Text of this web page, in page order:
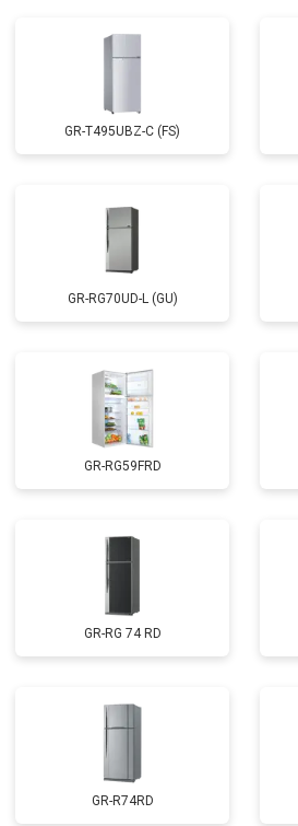
GR-T495UBZ-C (FS)
GR-RG70UD-L (GU)
GR-RG59FRD
GR-RG 74 RD
GR-R74RD